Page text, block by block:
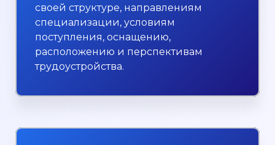
своей структуре, направлениям
специализации, условиям
поступления, оснащению,
расположению и перспективам
трудоустройства.